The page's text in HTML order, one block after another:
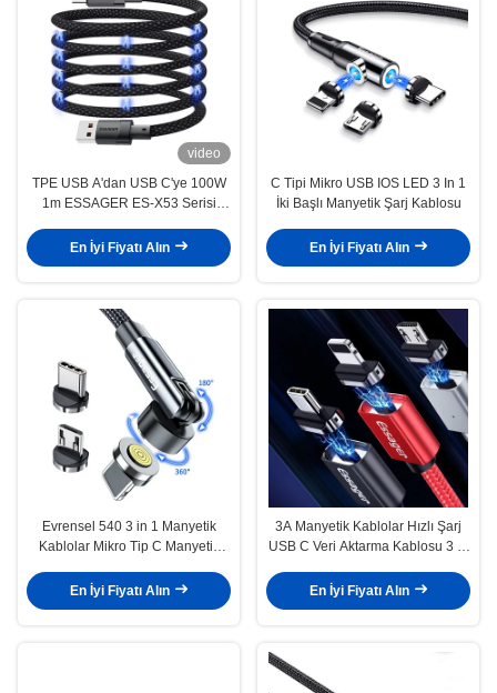
video
TPE USB A'dan USB C'ye 100W
1m ESSAGER ES-X53 Serisi
En İyi Fiyatı Alın
C Tipi Mikro USB IOS LED 3 In 1
İki Başlı Manyetik Şarj Kablosu
En İyi Fiyatı Alın
Evrensel 540 3 in 1 Manyetik
Kablolar Mikro Tip C Manyetik
En İyi Fiyatı Alın
3A Manyetik Kablolar Hızlı Şarj
USB C Veri Aktarma Kablosu 3 in
En İyi Fiyatı Alın